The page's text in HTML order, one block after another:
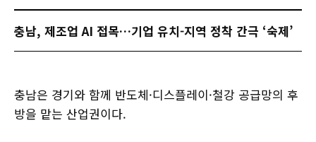
충남, 제조업 AI 접목…기업 유치-지역 정착 간극 ‘숙제’
충남은 경기와 함께 반도체·디스플레이·철강 공급망의 후
방을 맡는 산업권이다.